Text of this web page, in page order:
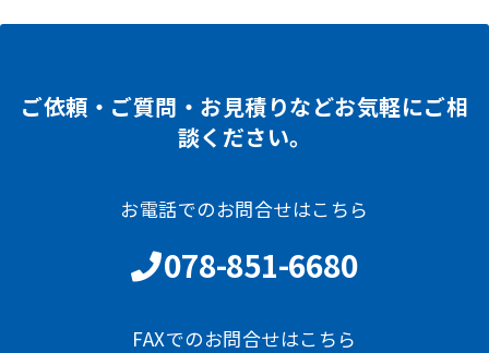
ご依頼・ご質問・お見積りなどお気軽にご相
談ください。
お電話でのお問合せはこちら
078-851-6680
FAXでのお問合せはこちら